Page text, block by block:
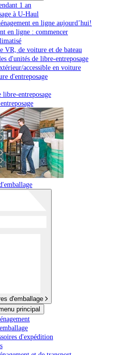
1 an
à U-Haul
en ligne aujourd’hui!
en ligne : commencer
VR, de voiture et de bateau
d'unités de libre-entreposage
accessible en voiture
d'entreposage
libre-entreposage
d'emballage
principal
d'expédition